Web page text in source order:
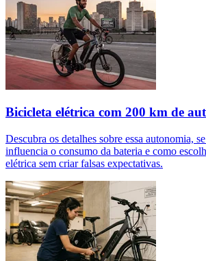
Bicicleta elétrica com 200 km de
Descubra os detalhes sobre essa autonomia,
influencia o consumo da bateria e como
elétrica sem criar falsas expectativas.